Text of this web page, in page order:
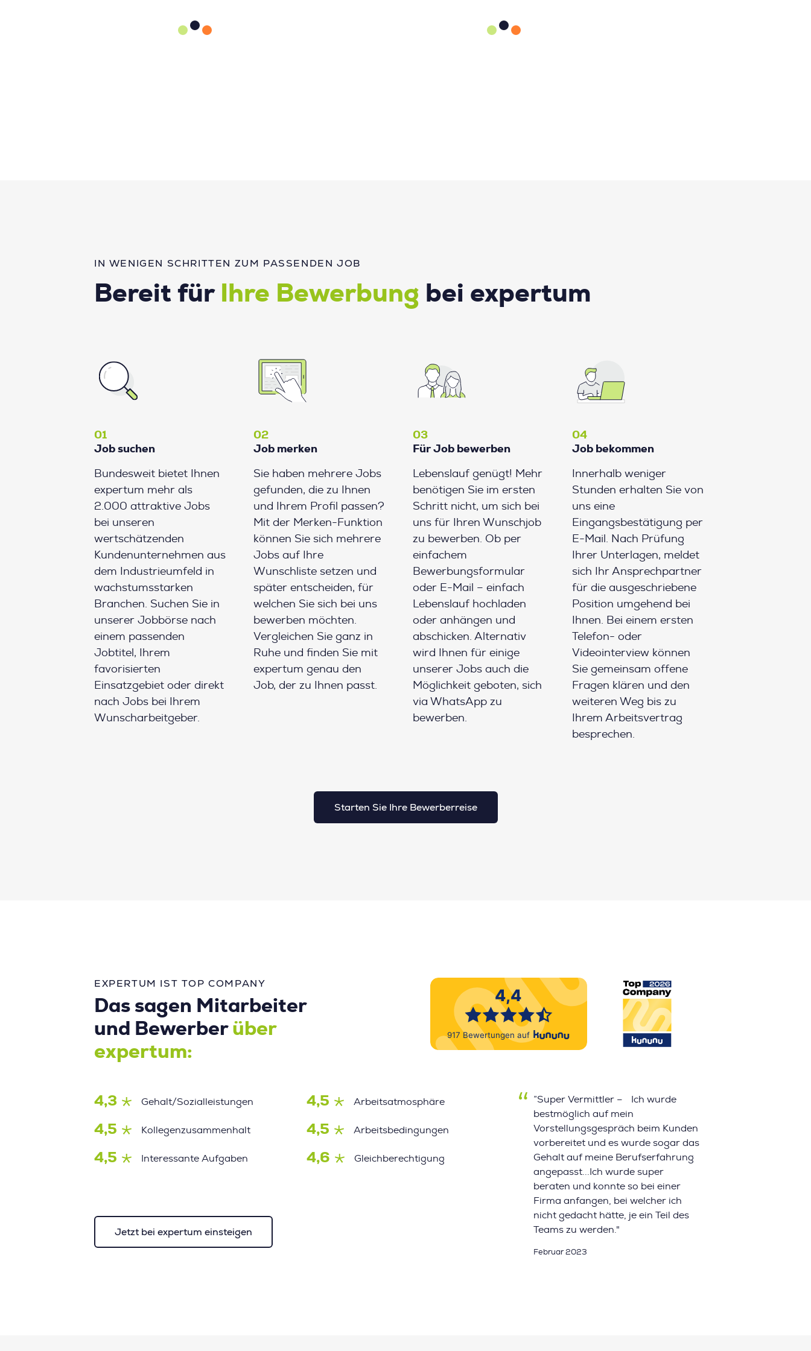
IN WENIGEN SCHRITTEN ZUM PASSENDEN JOB
Bereit für Ihre Bewerbung bei expertum
01
Job suchen
Bundesweit bietet Ihnen
expertum mehr als
2.000 attraktive Jobs
bei unseren
wertschätzenden
Kundenunternehmen aus
dem Industrieumfeld in
wachstumsstarken
Branchen. Suchen Sie in
unserer Jobbörse nach
einem passenden
Jobtitel, Ihrem
favorisierten
Einsatzgebiet oder direkt
nach Jobs bei Ihrem
Wunscharbeitgeber.
02
Job merken
Sie haben mehrere Jobs
gefunden, die zu Ihnen
und Ihrem Profil passen?
Mit der Merken-Funktion
können Sie sich mehrere
Jobs auf Ihre
Wunschliste setzen und
später entscheiden, für
welchen Sie sich bei uns
bewerben möchten.
Vergleichen Sie ganz in
Ruhe und finden Sie mit
expertum genau den
Job, der zu Ihnen passt.
03
Für Job bewerben
Lebenslauf genügt! Mehr
benötigen Sie im ersten
Schritt nicht, um sich bei
uns für Ihren Wunschjob
zu bewerben. Ob per
einfachem
Bewerbungsformular
oder E-Mail – einfach
Lebenslauf hochladen
oder anhängen und
abschicken. Alternativ
wird Ihnen für einige
unserer Jobs auch die
Möglichkeit geboten, sich
via WhatsApp zu
bewerben.
04
Job bekommen
Innerhalb weniger
Stunden erhalten Sie von
uns eine
Eingangsbestätigung per
E-Mail. Nach Prüfung
Ihrer Unterlagen, meldet
sich Ihr Ansprechpartner
für die ausgeschriebene
Position umgehend bei
Ihnen. Bei einem ersten
Telefon- oder
Videointerview können
Sie gemeinsam offene
Fragen klären und den
weiteren Weg bis zu
Ihrem Arbeitsvertrag
besprechen.
Starten Sie Ihre Bewerberreise
EXPERTUM IST TOP COMPANY
Das sagen Mitarbeiter
und Bewerber über
expertum:
4,3 Gehalt/Sozialleistungen 4,5 Arbeitsatmosphäre
4,5 Kollegenzusammenhalt 4,5 Arbeitsbedingungen
4,5 Interessante Aufgaben 4,6 Gleichberechtigung
Jetzt bei expertum einsteigen
”Super Vermittler – Ich wurde
bestmöglich auf mein
Vorstellungsgespräch beim Kunden
vorbereitet und es wurde sogar das
Gehalt auf meine Berufserfahrung
angepasst...Ich wurde super
beraten und konnte so bei einer
Firma anfangen, bei welcher ich
nicht gedacht hätte, je ein Teil des
Teams zu werden."
Februar 2023